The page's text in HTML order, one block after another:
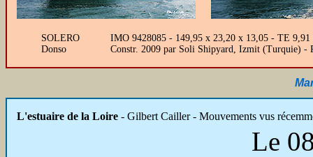
SOLERO
Donso
IMO 9428085 - 149,95 x 23,20 x 13,05 - TE
Constr. 2009 par Soli Shipyard, Izmit (Turquie)
L'estuaire de la Loire - Gilbert Cailler - Mouvements vus
Le